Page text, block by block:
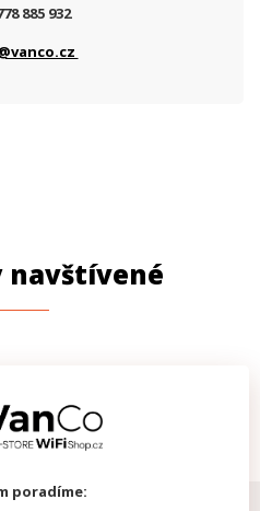
885 932
navštívené
poradíme: